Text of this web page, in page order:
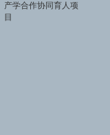
产学合作协同育人项
目